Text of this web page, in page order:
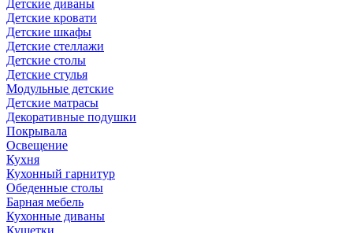
Детские диваны
Детские кровати
Детские шкафы
Детские стеллажи
Детские столы
Детские стулья
Модульные детские
Детские матрасы
Декоративные подушки
Покрывала
Освещение
Кухня
Кухонный гарнитур
Обеденные столы
Барная мебель
Кухонные диваны
Кушетки